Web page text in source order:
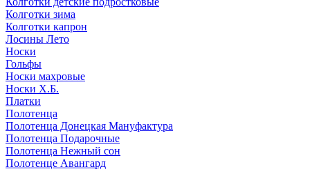
Колготки зима
Колготки капрон
Лосины Лето
Носки
Гольфы
Носки махровые
Носки Х.Б.
Платки
Полотенца
Полотенца Донецкая Мануфактура
Полотенца Подарочные
Полотенца Нежный сон
Полотенце Авангард